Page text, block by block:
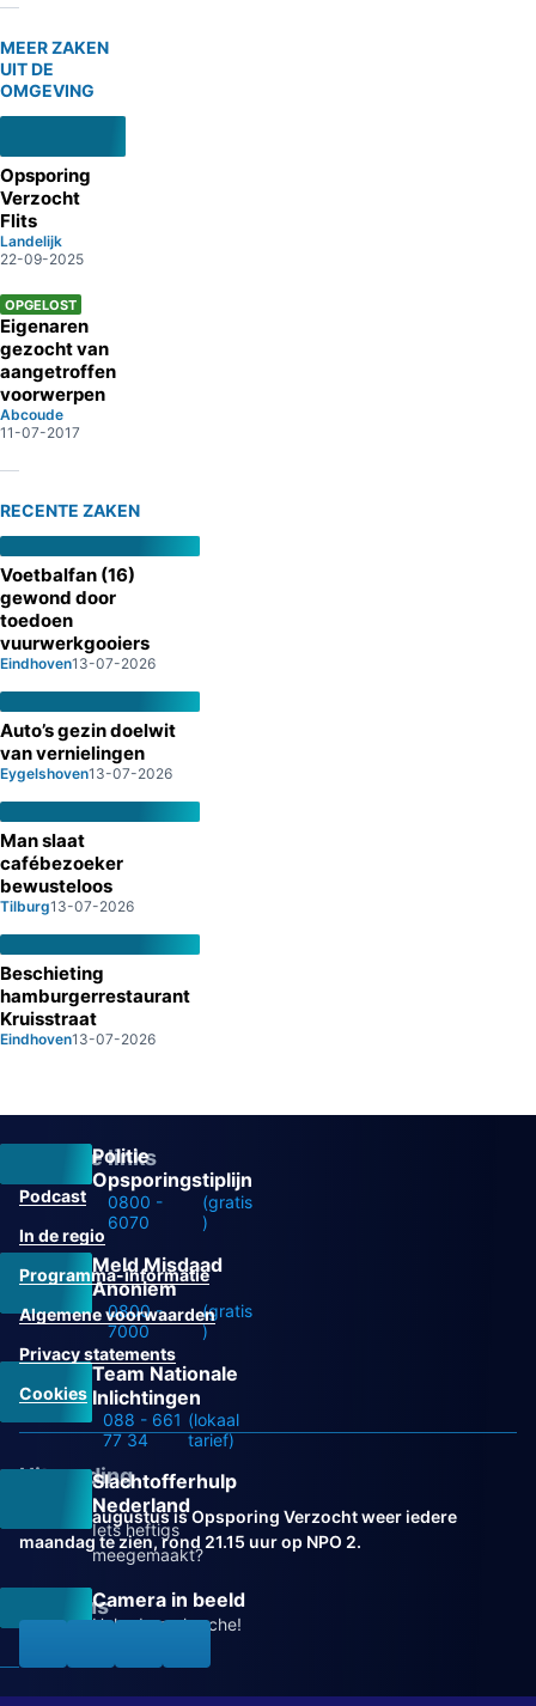
MEER ZAKEN
UIT DE
OMGEVING
Opsporing
Verzocht
Flits
Landelijk
22-09-2025
OPGELOST
Eigenaren
gezocht van
aangetroffen
voorwerpen
Abcoude
11-07-2017
RECENTE ZAKEN
Voetbalfan (16)
gewond door
toedoen
vuurwerkgooiers
Eindhoven13-07-2026
Auto’s gezin doelwit
van vernielingen
Eygelshoven13-07-2026
Man slaat
cafébezoeker
bewusteloos
Tilburg13-07-2026
Beschieting
hamburgerrestaurant
Kruisstraat
Eindhoven13-07-2026
Politie
Opsporingstiplijn
0800 -
6070
(gratis
)
Meld Misdaad
Anoniem
0800 -
7000
(gratis
)
Team Nationale
Inlichtingen
088 - 661
77 34
(lokaal
tarief)
Slachtofferhulp
Nederland
Iets heftigs
meegemaakt?
Camera in beeld
Help de recherche!
Overige links
Podcast
In de regio
Programma-informatie
Algemene voorwaarden
Privacy statements
Cookies
Uitzending
Vanaf 31 augustus is Opsporing Verzocht weer iedere
maandag te zien, rond 21.15 uur op NPO 2.
Volg ons